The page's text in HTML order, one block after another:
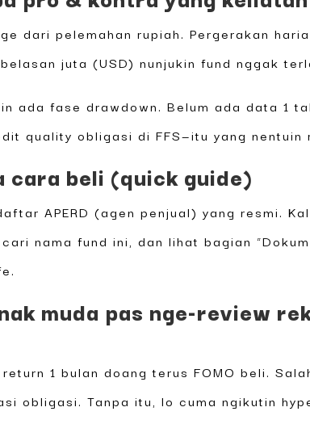
dari pelemahan rupiah. Pergerakan
juta (USD) nunjukin fund nggak
ada fase drawdown. Belum ada data 1
quality obligasi di FFS—itu yang
beli (quick guide)
APERD (agen penjual) yang resmi.
nama fund ini, dan lihat bagian
muda pas nge-review
1 bulan doang terus FOMO beli.
obligasi. Tanpa itu, lo cuma ngikutin